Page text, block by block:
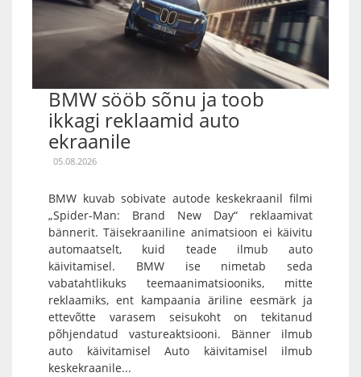
BMW sööb sõnu ja toob
ikkagi reklaamid auto
ekraanile
05.08.2026
BMW kuvab sobivate autode keskekraanil filmi
„Spider-Man: Brand New Day“ reklaamivat
bännerit. Täisekraaniline animatsioon ei käivitu
automaatselt, kuid teade ilmub auto
käivitamisel. BMW ise nimetab seda
vabatahtlikuks teemaanimatsiooniks, mitte
reklaamiks, ent kampaania äriline eesmärk ja
ettevõtte varasem seisukoht on tekitanud
põhjendatud vastureaktsiooni. Bänner ilmub
auto käivitamisel Auto käivitamisel ilmub
keskekraanile...